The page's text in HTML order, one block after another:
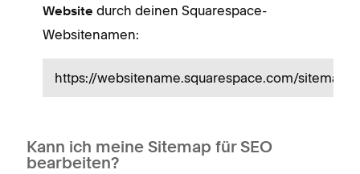
Website durch deinen Squarespace-
Websitenamen:
https://websitename.squarespace.com/
Kann ich meine Sitemap für SEO
bearbeiten?